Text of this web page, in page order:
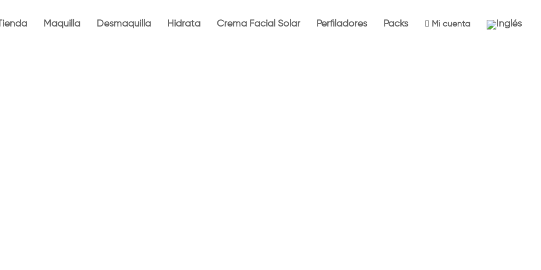
Maquilla Desmaquilla Hidrata Crema Facial Solar Perfiladores Packs  Mi cuenta